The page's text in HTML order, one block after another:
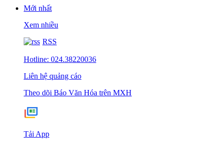
Mới nhất
Xem nhiều
RSS
Hotline: 024.38220036
Liên hệ quảng cáo
Theo dõi Báo Văn Hóa trên MXH
Tải App